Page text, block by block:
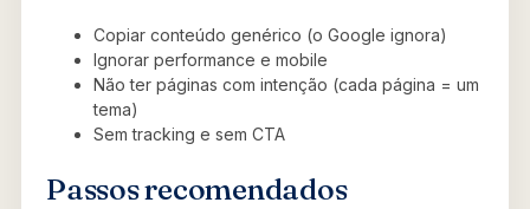
Copiar conteúdo genérico (o Google ignora)
Ignorar performance e mobile
Não ter páginas com intenção (cada página = um
tema)
Sem tracking e sem CTA
Passos recomendados